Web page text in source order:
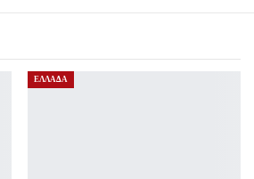
ΕΛΛΑΔΑ